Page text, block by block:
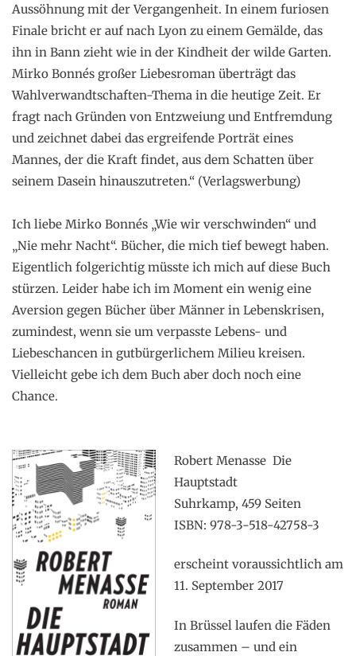
Aussöhnung mit der Vergangenheit. In einem furio­sen
Finale bricht er auf nach Lyon zu einem Gemälde, das
ihn in Bann zieht wie in der Kindheit der wilde Garten.
Mirko Bonnés großer Liebesroman überträgt das
Wahlverwandtschaften­-Thema in die heutige Zeit. Er
fragt nach Gründen von Entzweiung und Entfremdung
und zeichnet dabei das ergreifende Porträt eines
Mannes, der die Kraft findet, aus dem Schatten über
seinem Dasein hinauszutreten.“ (Verlagswerbung)
Ich liebe Mirko Bonnés „Wie wir verschwinden“ und
„Nie mehr Nacht“. Bücher, die mich tief bewegt haben.
Eigentlich folgerichtig müsste ich mich auf diese Buch
stürzen. Leider habe ich im Moment ein wenig eine
Aversion gegen Bücher über Männer in Lebenskrisen,
zumindest, wenn sie um verpasste Lebens- und
Liebeschancen in gutbürgerlichem Milieu kreisen.
Vielleicht gebe ich dem Buch aber doch noch eine
Chance.
Robert Menasse Die
Hauptstadt
Suhrkamp, 459 Seiten
ISBN: 978-3-518-42758-3
erscheint voraussichtlich am
11. September 2017
In Brüssel laufen die Fäden
zusammen – und ein